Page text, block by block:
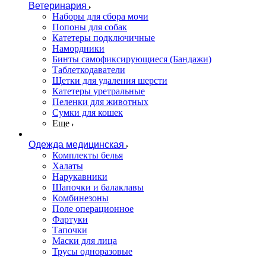
Ветеринария
Наборы для сбора мочи
Попоны для собак
Катетеры подключичные
Намордники
Бинты самофиксирующиеся (Бандажи)
Таблеткодаватели
Щетки для удаления шерсти
Катетеры уретральные
Пеленки для животных
Сумки для кошек
Еще
Одежда медицинская
Комплекты белья
Халаты
Нарукавники
Шапочки и балаклавы
Комбинезоны
Поле операционное
Фартуки
Тапочки
Маски для лица
Трусы одноразовые